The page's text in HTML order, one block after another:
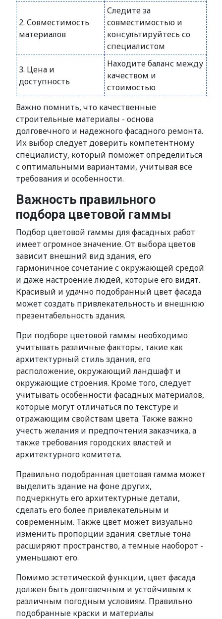
2. Совместимость
материалов
Следите за
совместимостью и
консультируйтесь со
специалистом
3. Цена и
доступность
Находите баланс между
качеством и
стоимостью
Важно помнить, что качественные
строительные материалы - основа
долговечного и надежного фасадного ремонта.
Их выбор следует доверить компетентному
специалисту, который поможет определиться
с оптимальными вариантами, учитывая все
требования и особенности.
Важность правильного
подбора цветовой гаммы
Подбор цветовой гаммы для фасадных работ
имеет огромное значение. От выбора цветов
зависит внешний вид здания, его
гармоничное сочетание с окружающей средой
и даже настроение людей, которые его видят.
Красивый и удачно подобранный цвет фасада
может создать привлекательность и внешнюю
презентабельность здания.
При подборе цветовой гаммы необходимо
учитывать различные факторы, такие как
архитектурный стиль здания, его
расположение, окружающий ландшафт и
окружающие строения. Кроме того, следует
учитывать особенности фасадных материалов,
которые могут отличаться по текстуре и
отражающим свойствам цвета. Также важно
учесть желания и предпочтения заказчика, а
также требования городских властей и
архитектурного комитета.
Правильно подобранная цветовая гамма может
выделить здание на фоне других,
подчеркнуть его архитектурные детали,
сделать его более привлекательным и
современным. Также цвет может визуально
изменить пропорции здания: светлые тона
расширяют пространство, а темные наоборот -
уменьшают его.
Помимо эстетической функции, цвет фасада
должен быть долговечным и устойчивым к
различным погодным условиям. Правильно
подобранные краски и материалы